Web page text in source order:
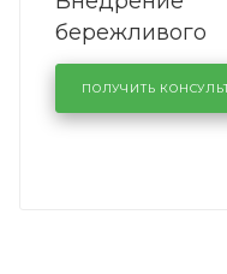
бережливого
производства
кузовном
KUTUZOVV
ПОЛУЧИТЬ